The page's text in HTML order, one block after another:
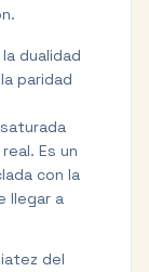
dualidad
paridad
Es un
con la
llegar a
del